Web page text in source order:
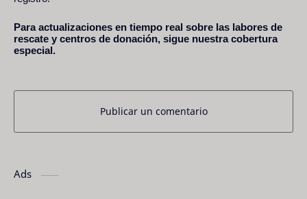
Para actualizaciones en tiempo real sobre las labores de
rescate y centros de donación, sigue nuestra cobertura
especial.
Publicar un comentario
Ads